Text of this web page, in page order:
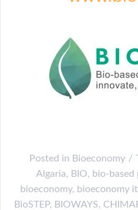
Posted in Bioeconomy
Algaria, BIO, bio-based
bioeconomy, bioeconomy
BioSTEP, BIOWAYS,